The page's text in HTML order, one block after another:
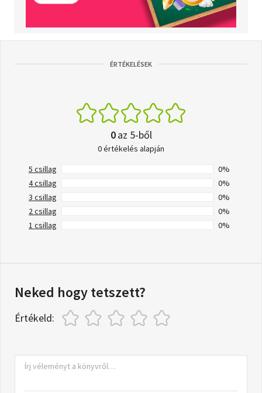
ÉRTÉKELÉSEK
0az 5-ből
0 értékelés alapján
5 csillag
0%
4 csillag
0%
3 csillag
0%
2 csillag
0%
1 csillag
0%
Neked hogy tetszett?
Értékeld: